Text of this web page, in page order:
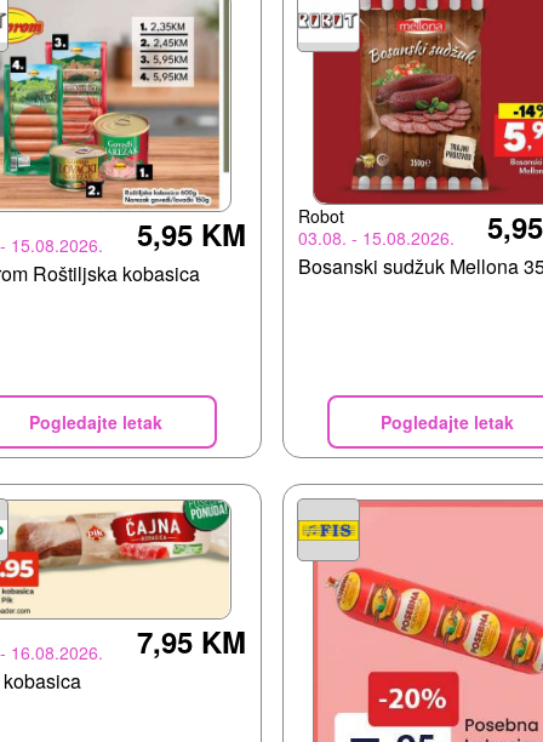
15.08.2026. 5,95 KM
Roštiljska kobasica
Pogledajte letak
Robot
03.08. - 15.08.2026.
Bosanski sudžuk Mellona
Pogledajte letak
16.08.2026. 7,95 KM